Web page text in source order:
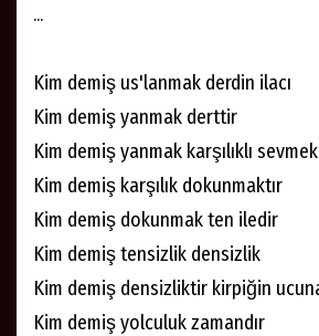
...
Kim demiş us'lanmak derdin ilacı
Kim demiş yanmak derttir
Kim demiş yanmak karşılıklı sevmek
Kim demiş karşılık dokunmaktır
Kim demiş dokunmak ten iledir
Kim demiş tensizlik densizlik
Kim demiş densizliktir kirpiğin
Kim demiş yolculuk zamandır